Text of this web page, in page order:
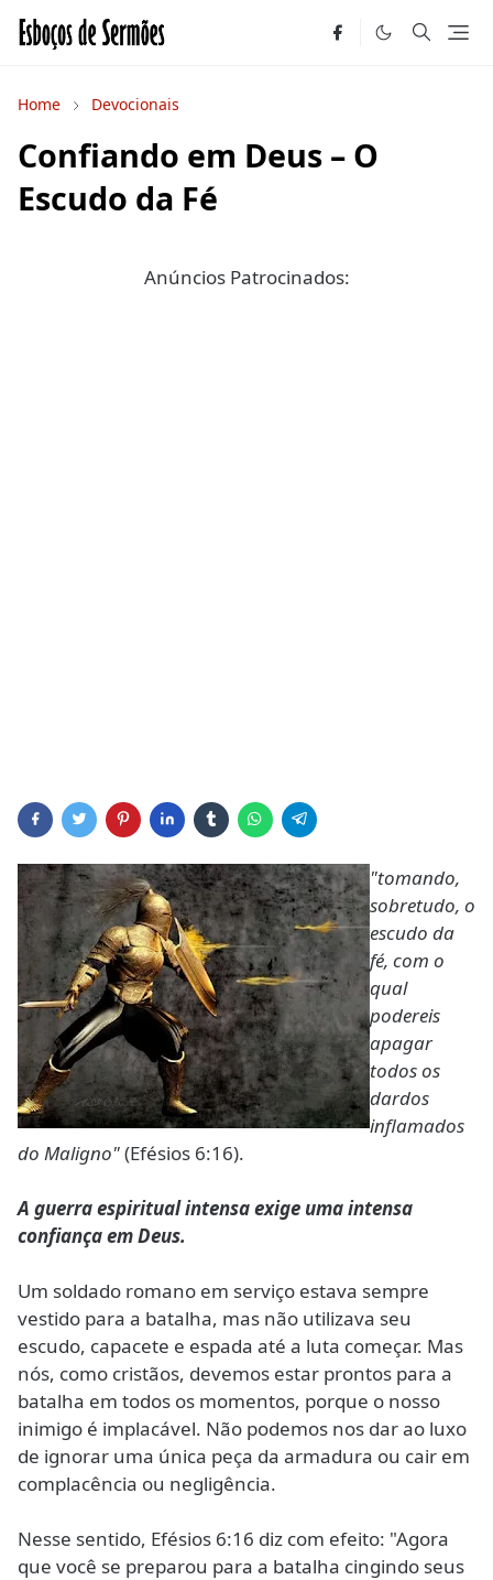
Home Devocionais
Confiando em Deus – O
Escudo da Fé
Anúncios Patrocinados:
"tomando,
sobretudo, o
escudo da
fé, com o
qual
podereis
apagar
todos os
dardos
inflamados
do Maligno"(Efésios 6:16).
A guerra espiritual intensa exige uma intensa
confiança em Deus.
Um soldado romano em serviço estava sempre
vestido para a batalha, mas não utilizava seu
escudo, capacete e espada até a luta começar. Mas
nós, como cristãos, devemos estar prontos para a
batalha em todos os momentos, porque o nosso
inimigo é implacável. Não podemos nos dar ao luxo
de ignorar uma única peça da armadura ou cair em
complacência ou negligência.
Nesse sentido, Efésios 6:16 diz com efeito: "Agora
que você se preparou para a batalha cingindo seus